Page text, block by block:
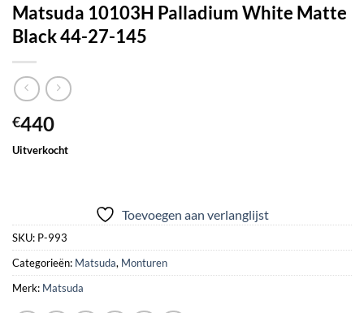
Matsuda 10103H Palladium White Matte
Black 44-27-145
€440
Uitverkocht
Toevoegen aan verlanglijst
SKU: P-993
Categorieën: Matsuda, Monturen
Merk: Matsuda